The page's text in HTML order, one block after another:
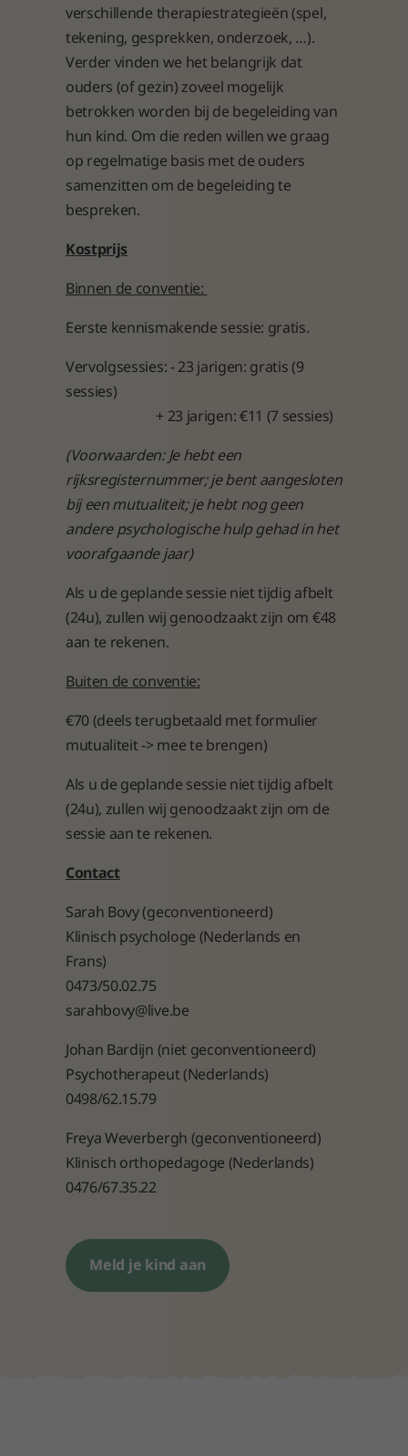
verschillende therapiestrategieën (spel,
tekening, gesprekken, onderzoek, …).
Verder vinden we het belangrijk dat
ouders (of gezin) zoveel mogelijk
betrokken worden bij de begeleiding van
hun kind. Om die reden willen we graag
op regelmatige basis met de ouders
samenzitten om de begeleiding te
bespreken.
Kostprijs
Binnen de conventie:
Eerste kennismakende sessie: gratis.
Vervolgsessies: - 23 jarigen: gratis (9
sessies)
+ 23 jarigen: €11 (7 sessies)
(Voorwaarden: Je hebt een
rijksregisternummer; je bent aangesloten
bij een mutualiteit; je hebt nog geen
andere psychologische hulp gehad in het
voorafgaande jaar)
Als u de geplande sessie niet tijdig afbelt
(24u), zullen wij genoodzaakt zijn om €48
aan te rekenen.
Buiten de conventie:
€70 (deels terugbetaald met formulier
mutualiteit -> mee te brengen)
Als u de geplande sessie niet tijdig afbelt
(24u), zullen wij genoodzaakt zijn om de
sessie aan te rekenen.
Contact
Sarah Bovy (geconventioneerd)
Klinisch psychologe (Nederlands en
Frans)
0473/50.02.75
sarahbovy@live.be
Johan Bardijn (niet geconventioneerd)
Psychotherapeut (Nederlands)
0498/62.15.79
Freya Weverbergh (geconventioneerd)
Klinisch orthopedagoge (Nederlands)
0476/67.35.22
Meld je kind aan